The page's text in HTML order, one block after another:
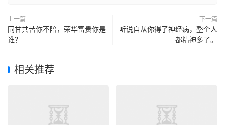
上一篇
同甘共苦你不陪，荣华富贵你是
谁？
下一篇
听说自从你得了神经病，整个人
都精神多了。
相关推荐